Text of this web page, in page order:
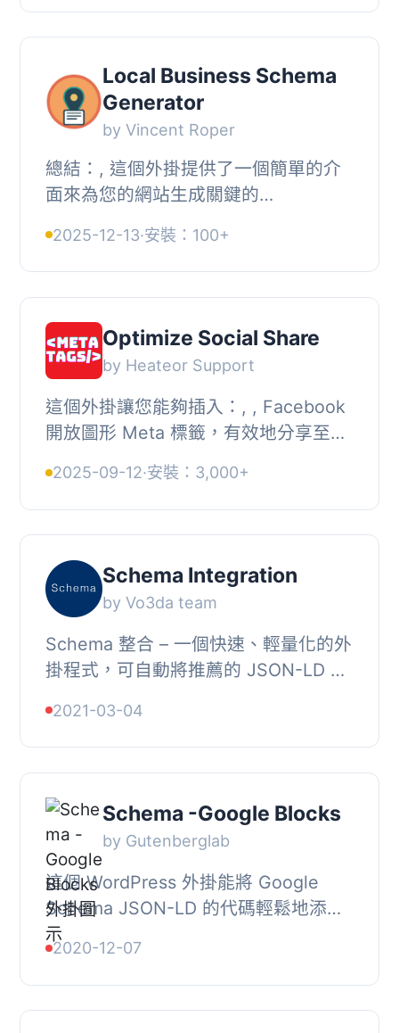
種主流活動日曆外...
Local Business Schema
Generator
by Vincent Roper
總結：, 這個外掛提供了一個簡單的介
面來為您的網站生成關鍵的
LD）。只需在我們易於使用的設置頁面
上填寫您的業務詳細信息，...
2025-12-13·安裝：100+
Optimize Social Share
by Heateor Support
這個外掛讓您能夠插入：, , Facebook
開放圖形 Meta 標籤，有效地分享至
分享至 Twitter, Meta 描述和
Schema.org 標籤，...
2025-09-12·安裝：3,000+
Schema Integration
by Vo3da team
Schema 整合 – 一個快速、輕量化的外
掛程式，可自動將推薦的 JSON-LD 格
至 WordPress 網站。, 我們的外掛程式
讓您...
2021-03-04
Schema -Google Blocks
by Gutenberglab
這個 WordPress 外掛能將 Google
Schema JSON-LD 的代碼輕鬆地添加
到你的網頁中。只需要填寫表格，就能
快速完成，不需要進行任何編碼工作。,
更新版本 V1.0.0...
2020-12-07